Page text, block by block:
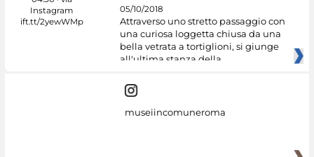
05/10/2018
Attraverso uno stretto passaggio con
una curiosa loggetta chiusa da una
bella vetrata a tortiglioni, si giunge
all'ultima stanza della
museiincomuneroma